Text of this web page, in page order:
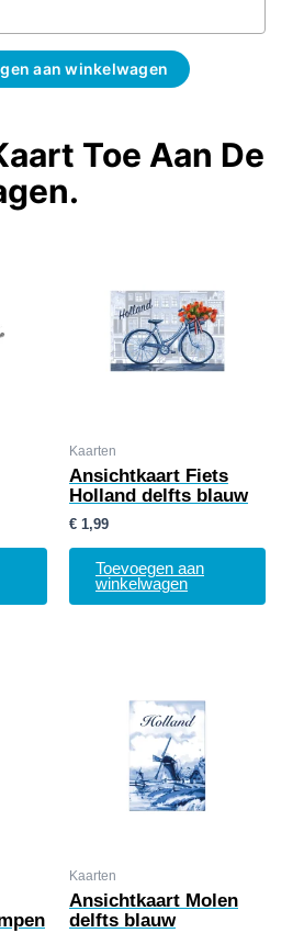
aan winkelwagen
Toe Aan De
Kaarten
Ansichtkaart Fiets
Holland delfts blauw
€ 1,99
Toevoegen aan
winkelwagen
Kaarten
Ansichtkaart Molen
delfts blauw